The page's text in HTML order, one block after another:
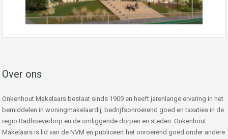
Over ons
Onkenhout Makelaars bestaat sinds 1909 en heeft jarenlange ervaring in het
bemiddelen in woningmakelaardij, bedrijfsonroerend goed en taxaties in de
regio Badhoevedorp en de omliggende dorpen en steden. Onkenhout
Makelaars is lid van de NVM en publiceert het onroerend goed onder andere